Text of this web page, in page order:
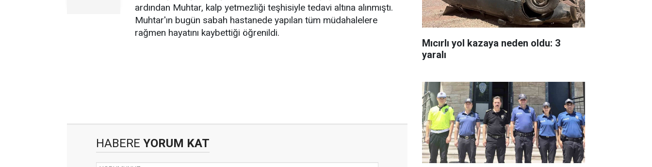
ardından Muhtar, kalp yetmezliği teşhisiyle tedavi altına alınmıştı.
Muhtar'ın bugün sabah hastanede yapılan tüm müdahalelere
rağmen hayatını kaybettiği öğrenildi.
HABERE YORUM KAT
Mıcırlı yol kazaya neden oldu: 3
yaralı